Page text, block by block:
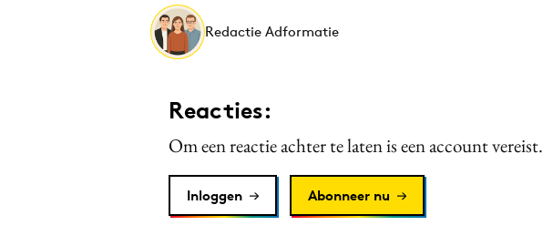
Redactie Adformatie
Reacties:
Om een reactie achter te laten is een account vereist.
Inloggen Abonneer nu